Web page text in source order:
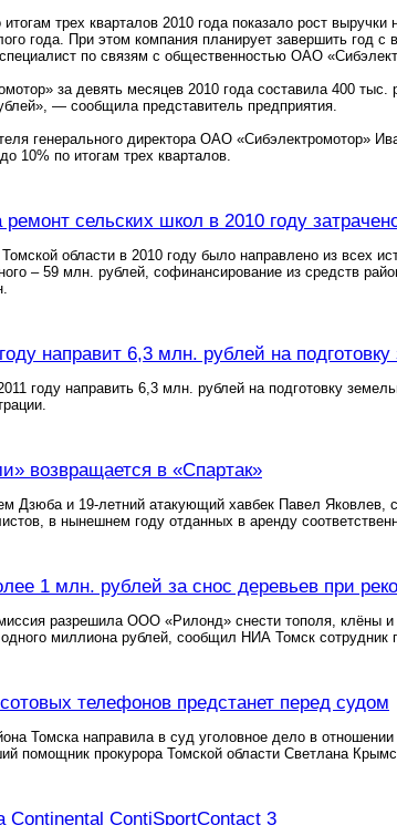
трех кварталов 2010 года показало рост
года. При этом компания планирует завершить год
по связям с общественностью ОАО
за девять месяцев 2010 года составила 400
— сообщила представитель предприятия.
генерального директора ОАО «Сибэлектромотор»
10% по итогам трех кварталов.
сельских школ в 2010 году
области в 2010 году было направлено из всех
– 59 млн. рублей, софинансирование из средств
направит 6,3 млн. рублей на подготовку
году направить 6,3 млн. рублей на подготовку
возвращается в «Спартак»
Дзюба и 19-летний атакующий хавбек Павел Яковлев,
в нынешнем году отданных в аренду
1 млн. рублей за снос деревьев при
разрешила ООО «Рилонд» снести тополя, клёны
миллиона рублей, сообщил НИА Томск сотрудник
телефонов предстанет перед судом
Томска направила в суд уголовное дело в
помощник прокурора Томской области Светлана
Continental ContiSportContact 3